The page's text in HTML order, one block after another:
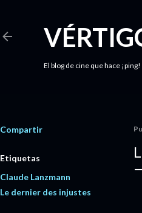
El blog de cine que hace ¡ping!
Compartir
Etiquetas
Claude Lanzmann
Le dernier des injustes